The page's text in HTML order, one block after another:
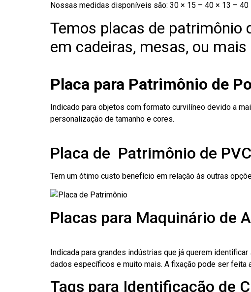
Nossas medidas disponíveis são: 30 × 15 – 40 × 13 –
Temos placas de patrimônio
em cadeiras, mesas, ou
Placa para Patrimônio de
Indicado para objetos com formato curvilíneo devido a
personalização de tamanho e cores.
Placa de Patrimônio de
Tem um ótimo custo benefício em relação às outras
Placas para Maquinário de
Indicada para grandes indústrias que já querem
dados específicos e muito mais. A fixação pode ser feita
Tags para Identificação de